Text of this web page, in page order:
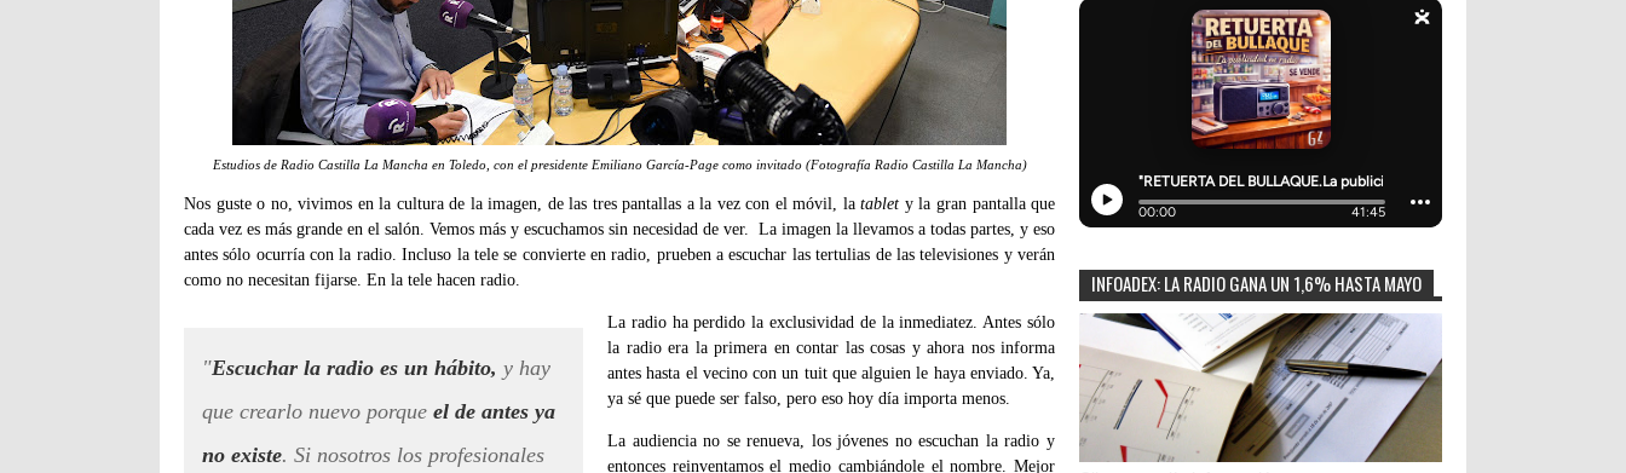
Estudios de Radio Castilla La Mancha en Toledo, con el presidente Emiliano García-Page como invitado (Fotografía Radio Castilla La Mancha)
Nos guste o no, vivimos en la cultura de la imagen, de las tres pantallas a la vez con el móvil, latablet y la gran pantalla que
cada vez es más grande en el salón. Vemos más y escuchamos sin necesidad de ver. La imagen la llevamos a todas partes, y eso
antes sólo ocurría con la radio. Incluso la tele se convierte en radio, prueben a escuchar las tertulias de las televisiones y verán
como no necesitan fijarse. En la tele hacen radio.
"Escuchar la radio es un hábito, y hay
que crearlo nuevo porque el de antes ya
no existe. Si nosotros los profesionales
La radio ha perdido la exclusividad de la inmediatez. Antes sólo
la radio era la primera en contar las cosas y ahora nos informa
antes hasta el vecino con un tuit que alguien le haya enviado. Ya,
ya sé que puede ser falso, pero eso hoy día importa menos.
La audiencia no se renueva, los jóvenes no escuchan la radio y
entonces reinventamos el medio cambiándole el nombre. Mejor
INFOADEX: LA RADIO GANA UN 1,6% HASTA MAYO